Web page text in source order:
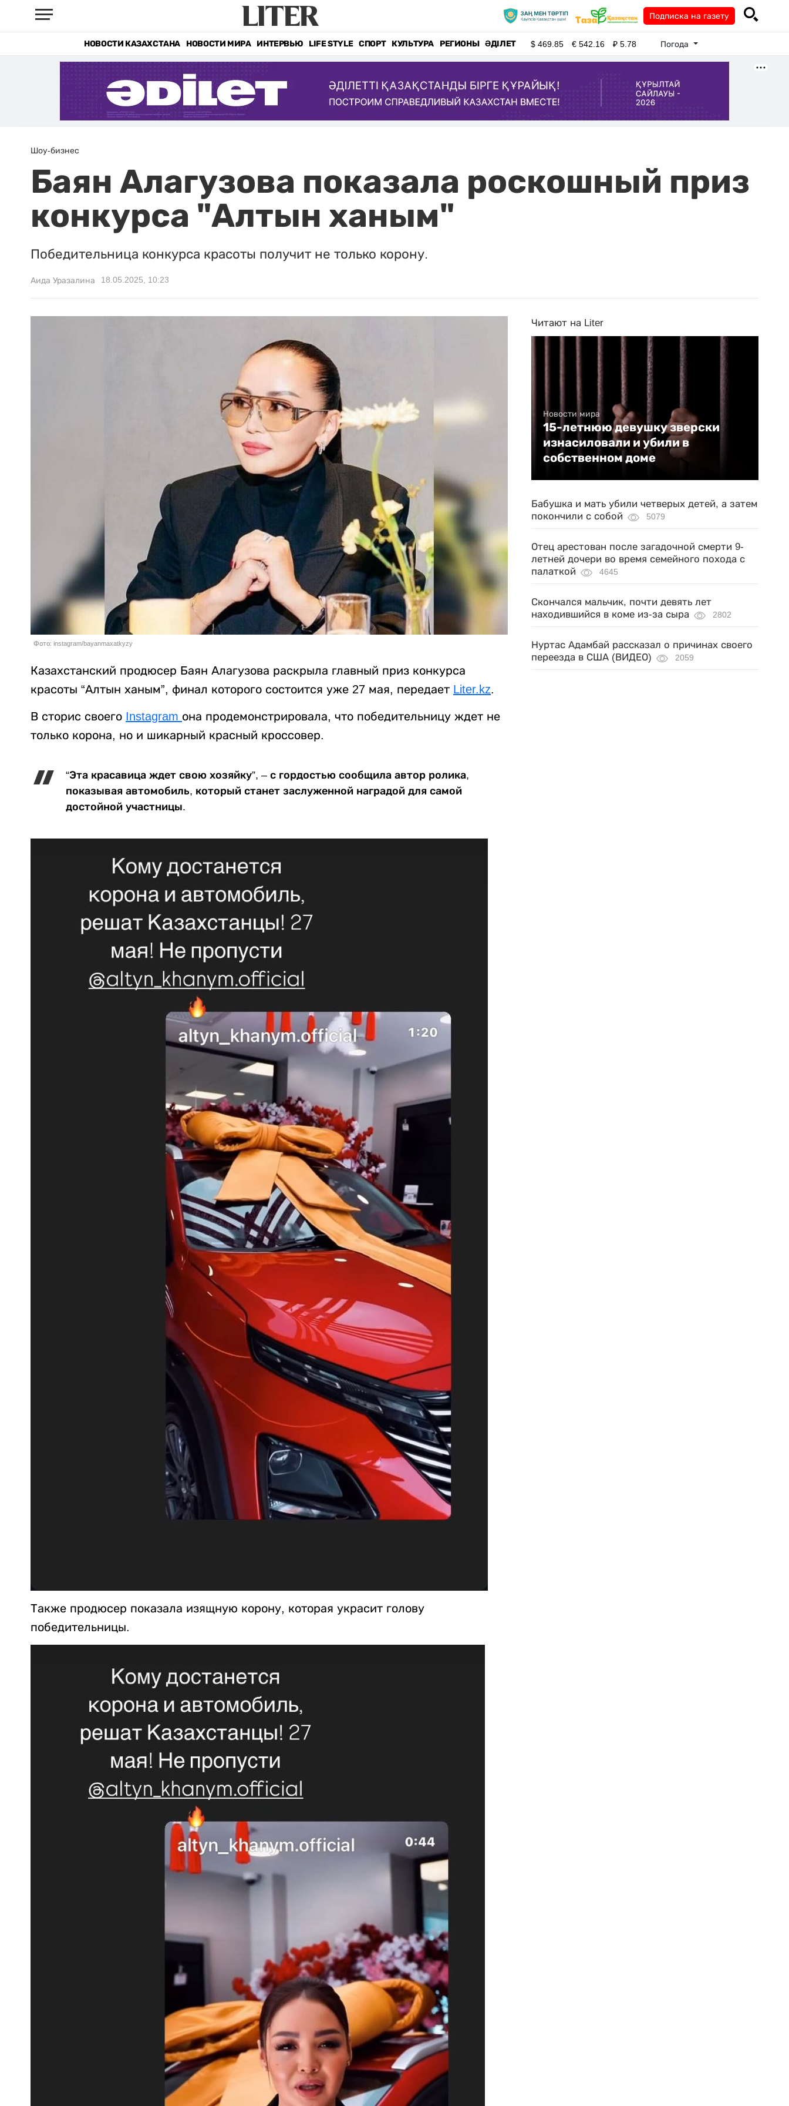
Подписка на газету
НОВОСТИ КАЗАХСТАНА НОВОСТИ МИРА ИНТЕРВЬЮ LIFE STYLE СПОРТ КУЛЬТУРА РЕГИОНЫ ӘДІЛЕТ $469.85 €542.16 ₽5.78 Погода
Шоу-бизнес
Баян Алагузова показала роскошный приз
конкурса "Алтын ханым"
Победительница конкурса красоты получит не только корону.
Аида Уразалина 18.05.2025, 10:23
Фото: instagram/bayanmaxatkyzy
Казахстанский продюсер Баян Алагузова раскрыла главный приз конкурса
красоты “Алтын ханым”, финал которого состоится уже 27 мая, передает Liter.kz.
В сторис своего Instagram она продемонстрировала, что победительницу ждет не
только корона, но и шикарный красный кроссовер.
“Эта красавица ждет свою хозяйку”, – с гордостью сообщила автор ролика,
показывая автомобиль, который станет заслуженной наградой для самой
достойной участницы.
Также продюсер показала изящную корону, которая украсит голову
победительницы.
Читают на Liter
Новости мира
15-летнюю девушку зверски
изнасиловали и убили в
собственном доме
Бабушка и мать убили четверых детей, а затем
покончили с собой
5079
Отец арестован после загадочной смерти 9-
летней дочери во время семейного похода с
палаткой
4645
Скончался мальчик, почти девять лет
находившийся в коме из-за сыра
2802
Нуртас Адамбай рассказал о причинах своего
переезда в США (ВИДЕО)
2059